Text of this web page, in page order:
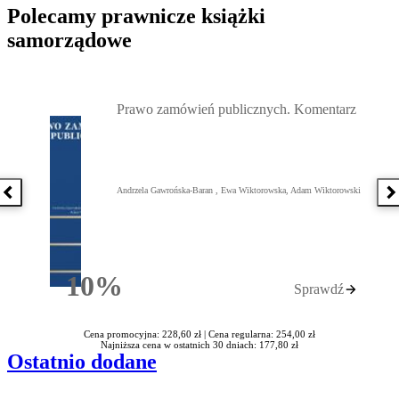
Polecamy prawnicze książki
samorządowe
Poprzednia książka
10%Rabatu
Prawo zamówień publicznych. Komentarz
Andrzela Gawrońska-Baran , Ewa Wiktorowska, Adam Wiktorowski
Sprawdź
Cena promocyjna: 228,60 zł | Cena regularna: 254,00 zł
Najniższa cena w ostatnich 30 dniach: 177,80 zł
Ostatnio dodane